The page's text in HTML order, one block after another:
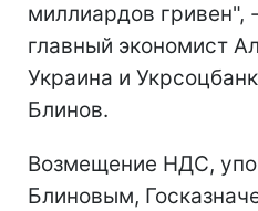
миллиардов гривен",
главный экономист
Украина и
Блинов.
Возмещение НДС,
Блиновым,